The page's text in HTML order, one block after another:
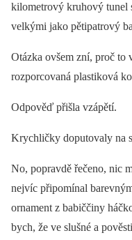
kilometrový kruhový tunel
velkými jako pětipatrový
Otázka ovšem zní, proč to
rozporcovaná plastiková
Odpověď přišla vzápětí.
Krychličky doputovaly na
No, popravdě řečeno, nic
nejvíc připomínal
ornament z babiččiny
bych, že ve slušné a